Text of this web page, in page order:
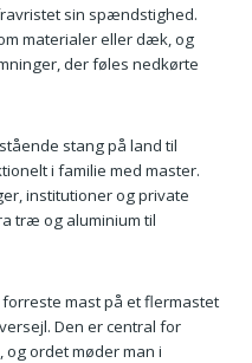
sin spændstighed.
materialer eller dæk, og
der føles nedkørte
stang på land til
i familie med master.
institutioner og private
træ og aluminium til
mast på et flermastet
Den er central for
ordet møder man i